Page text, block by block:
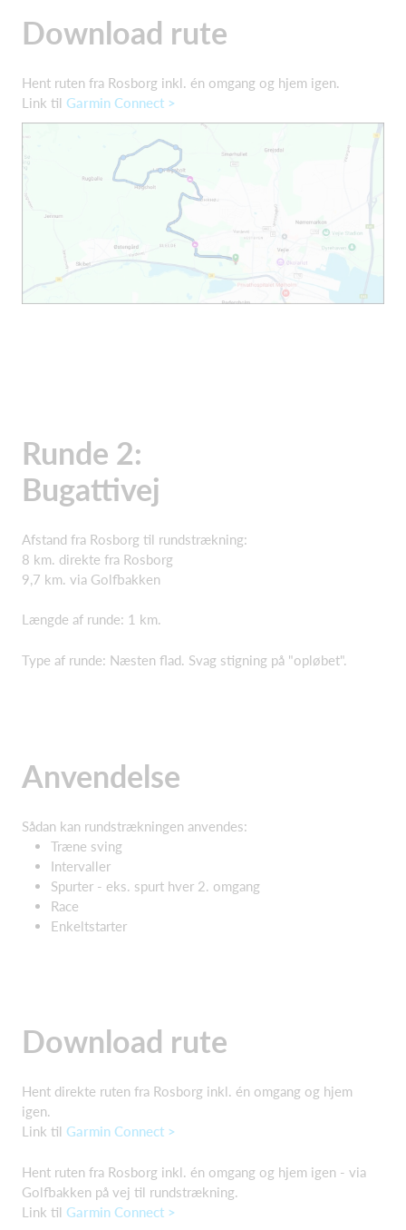
Download rute
Hent ruten fra Rosborg inkl. én omgang og hjem igen.
Link til Garmin Connect >
Runde 2:
Bugattivej
Afstand fra Rosborg til rundstrækning:
8 km. direkte fra Rosborg
9,7 km. via Golfbakken
Længde af runde: 1 km.
Type af runde: Næsten flad. Svag stigning på "opløbet".
Anvendelse
Sådan kan rundstrækningen anvendes:
Træne sving
Intervaller
Spurter - eks. spurt hver 2. omgang
Race
Enkeltstarter
Download rute
Hent direkte ruten fra Rosborg inkl. én omgang og hjem
igen.
Link til Garmin Connect >
Hent ruten fra Rosborg inkl. én omgang og hjem igen - via
Golfbakken på vej til rundstrækning.
Link til Garmin Connect >